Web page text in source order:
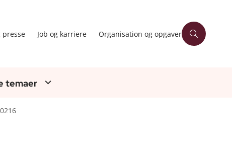
presse Job og karriere Organisation og opgaver
temaer